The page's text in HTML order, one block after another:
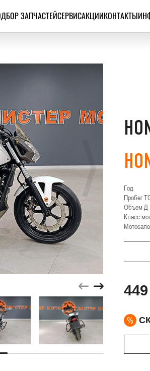
ЗАПЧАСТЕЙСЕРВИСАКЦИИКОНТАКТЫ
Год
Пробег
Объем Д
Класс
%